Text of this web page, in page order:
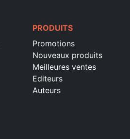
PRODUITS
Promotions
Nouveaux produits
Meilleures ventes
Editeurs
Auteurs